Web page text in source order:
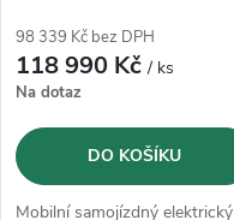
98 339 Kč bez DPH
118 990 Kč/ ks
Na dotaz
DO KOŠÍKU
Mobilní samojízdný elektrický